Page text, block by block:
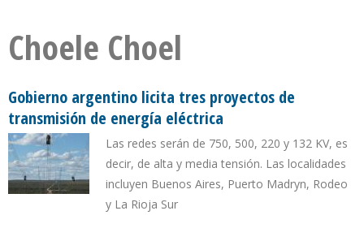
Choele Choel
Gobierno argentino licita tres proyectos de
transmisión de energía eléctrica
Las redes serán de 750, 500, 220 y 132 KV, es
decir, de alta y media tensión. Las localidades
incluyen Buenos Aires, Puerto Madryn, Rodeo
y La Rioja Sur